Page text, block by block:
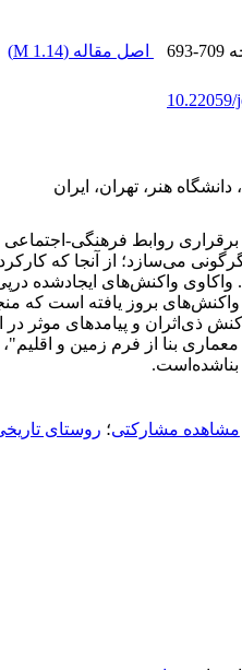
693-709 اصل مقاله (1.14 M
)
10.22059/
هنر، تهران، ایران
روابط فرهنگی-اجتماعی
می‌سازد؛ از آنجا که
واکنش‌های ایجادشده
واکنش‌های بروز یافته است که
ذی‌اثران و پیامدهای
بنا از فرم زمین و
مشاهده مشارکتی؛ روستای